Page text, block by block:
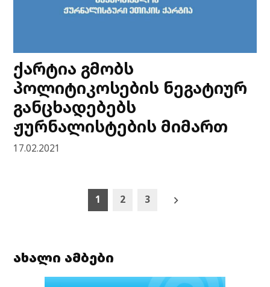
ქარტია გმობს
პოლიტიკოსების ნეგატიურ
განცხადებებს
ჟურნალისტების მიმართ
17.02.2021
pagination
1 2 3
ახალი ამბები